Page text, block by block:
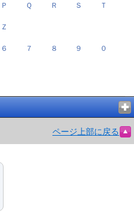
Ｐ Ｑ Ｒ Ｓ Ｔ
Ｚ
６ ７ ８ ９ ０
ページ上部に戻る